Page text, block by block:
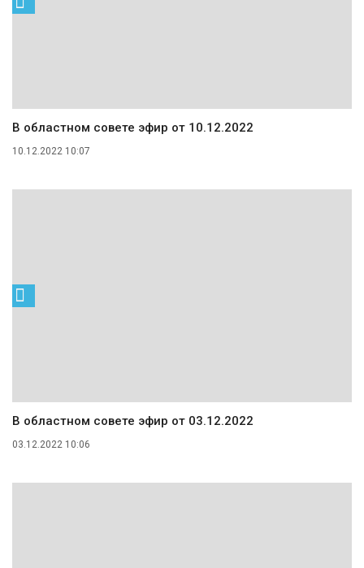
В областном совете эфир от 10.12.2022
10.12.2022 10:07
В областном совете эфир от 03.12.2022
03.12.2022 10:06